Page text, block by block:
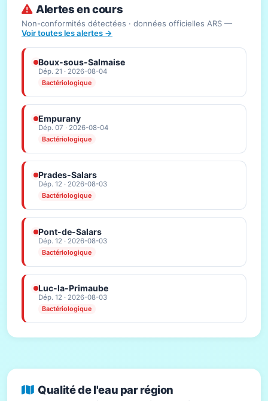
Alertes en cours
Non-conformités détectées · données officielles ARS —
Voir toutes les alertes →
Boux-sous-Salmaise
Dép. 21 · 2026-08-04
Bactériologique
Empurany
Dép. 07 · 2026-08-04
Bactériologique
Prades-Salars
Dép. 12 · 2026-08-03
Bactériologique
Pont-de-Salars
Dép. 12 · 2026-08-03
Bactériologique
Luc-la-Primaube
Dép. 12 · 2026-08-03
Bactériologique
Qualité de l'eau par région